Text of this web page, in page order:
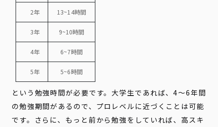
2年 13~14時間
3年 9~10時間
4年 6~7時間
5年 5~6時間
という勉強時間が必要です。大学生であれば、4〜6年間
の勉強期間があるので、プロレベルに近づくことは可能
です。さらに、もっと前から勉強をしていれば、高スキ